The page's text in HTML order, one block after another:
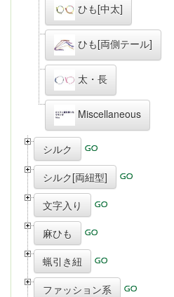
ひも[中太]
ひも[両側テール]
太・長
Miscellaneous
シルク
シルク[両紐型]
文字入り
麻ひも
蝋引き紐
ファッション系